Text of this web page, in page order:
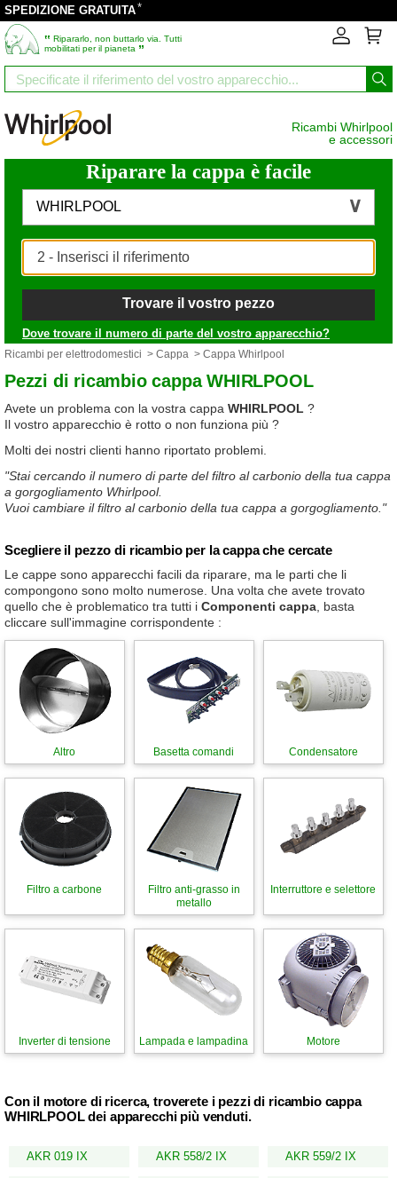
SPEDIZIONE GRATUITA*
‟ Ripararlo, non buttarlo via. Tutti
mobilitati per il pianeta ”
Ricambi Whirlpool
e accessori
Riparare la cappa è facile
WHIRLPOOL
Trovare il vostro pezzo
Dove trovare il numero di parte del vostro apparecchio?
Ricambi per elettrodomestici > Cappa > Cappa Whirlpool
Pezzi di ricambio cappa WHIRLPOOL
Avete un problema con la vostra cappa WHIRLPOOL ?
Il vostro apparecchio è rotto o non funziona più ?
Molti dei nostri clienti hanno riportato problemi.
"Stai cercando il numero di parte del filtro al carbonio della tua cappa
a gorgogliamento Whirlpool.
Vuoi cambiare il filtro al carbonio della tua cappa a gorgogliamento."
Scegliere il pezzo di ricambio per la cappa che cercate
Le cappe sono apparecchi facili da riparare, ma le parti che li
compongono sono molto numerose. Una volta che avete trovato
quello che è problematico tra tutti i Componenti cappa , basta
cliccare sull'immagine corrispondente :
Altro Basetta comandi Condensatore
Filtro a carbone
Filtro anti-grasso in
metallo
Interruttore e selettore
Inverter di tensione Lampada e lampadina Motore
Con il motore di ricerca, troverete i pezzi di ricambio cappa
WHIRLPOOL dei apparecchi più venduti.
AKR 019 IX AKR 558/2 IX AKR 559/2 IX